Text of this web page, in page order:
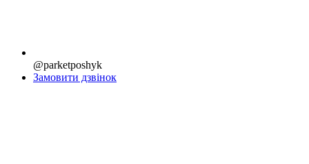
@parketposhyk
Замовити дзвінок